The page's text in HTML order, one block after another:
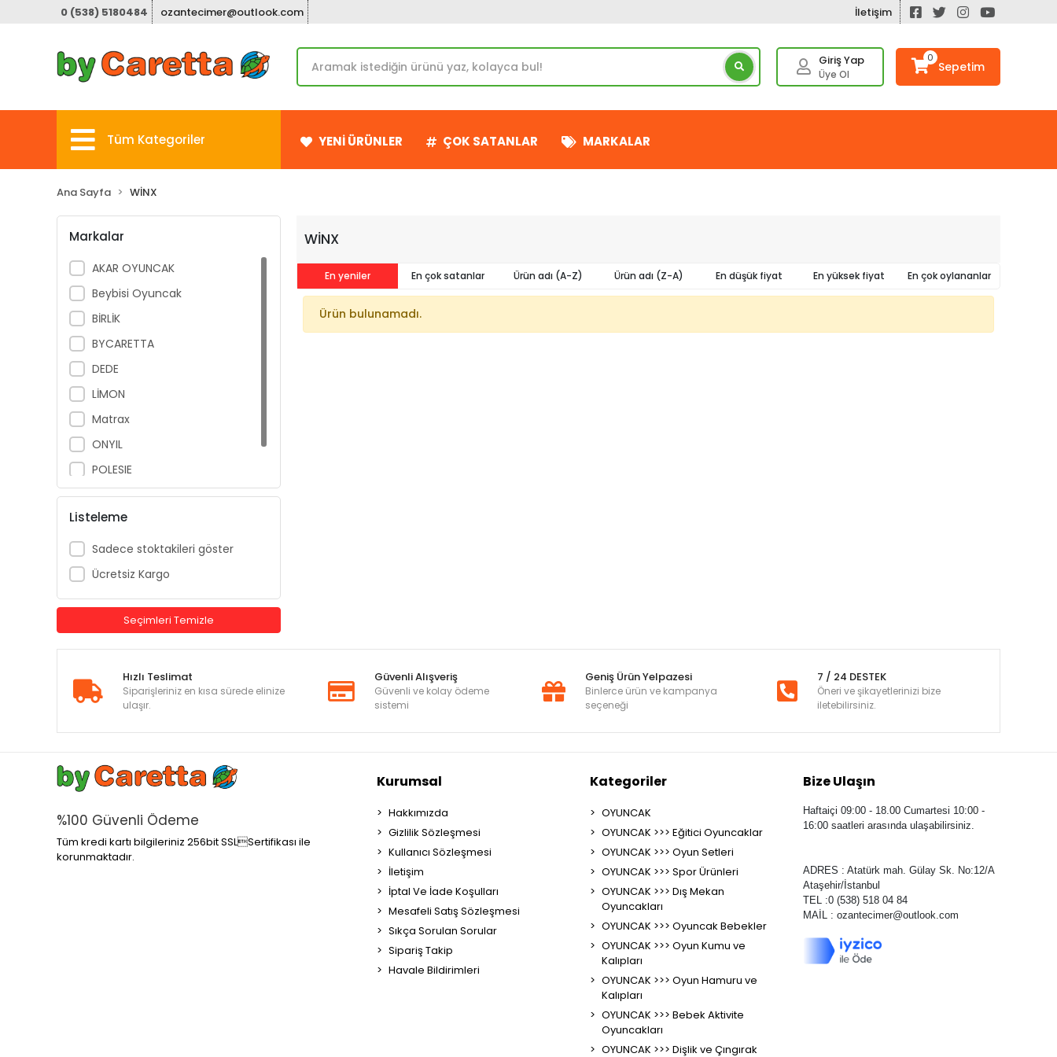
0 (538) 5180484 ozantecimer@outlook.com İletişim
Giriş Yap
Üye Ol
0
Sepetim
Tüm Kategoriler YENİ ÜRÜNLER ÇOK SATANLAR MARKALAR
Ana Sayfa WİNX
Markalar
AKAR OYUNCAK
Beybisi Oyuncak
BİRLİK
BYCARETTA
DEDE
LİMON
Matrax
ONYIL
POLESIE
UÇAR
Listeleme
Sadece stoktakileri göster
Ücretsiz Kargo
Seçimleri Temizle
WİNX
En yeniler En çok satanlar Ürün adı (A-Z) Ürün adı (Z-A) En düşük fiyat En yüksek fiyat En çok oylananlar
Ürün bulunamadı.
Hızlı Teslimat
Siparişleriniz en kısa sürede elinize
ulaşır.
Güvenli Alışveriş
Güvenli ve kolay ödeme
sistemi
Geniş Ürün Yelpazesi
Binlerce ürün ve kampanya
seçeneği
7 / 24 DESTEK
Öneri ve şikayetlerinizi bize
iletebilirsiniz.
%100 Güvenli Ödeme
Tüm kredi kartı bilgileriniz 256bit SSLSertifikası ile
korunmaktadır.
Kurumsal
Hakkımızda
Gizlilik Sözleşmesi
Kullanıcı Sözleşmesi
İletişim
İptal Ve İade Koşulları
Mesafeli Satış Sözleşmesi
Sıkça Sorulan Sorular
Sipariş Takip
Havale Bildirimleri
Kategoriler
OYUNCAK
OYUNCAK >>> Eğitici Oyuncaklar
OYUNCAK >>> Oyun Setleri
OYUNCAK >>> Spor Ürünleri
OYUNCAK >>> Dış Mekan
Oyuncakları
OYUNCAK >>> Oyuncak Bebekler
OYUNCAK >>> Oyun Kumu ve
Kalıpları
OYUNCAK >>> Oyun Hamuru ve
Kalıpları
OYUNCAK >>> Bebek Aktivite
Oyuncakları
OYUNCAK >>> Dişlik ve Çıngırak
Bize Ulaşın
Haftaiçi 09:00 - 18.00 Cumartesi 10:00 -
16:00 saatleri arasında ulaşabilirsiniz.
ADRES : Atatürk mah. Gülay Sk. No:12/A
Ataşehir/İstanbul
TEL :0 (538) 518 04 84
MAİL : ozantecimer@outlook.com